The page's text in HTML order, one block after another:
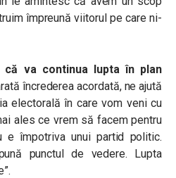
împreună viitorul pe care ni-
că va continua lupta în plan
încrederea acordată, ne ajută
electorală în care vom veni cu
ales ce vrem să facem pentru
e împotriva unui partid politic.
punctul de vedere. Lupta